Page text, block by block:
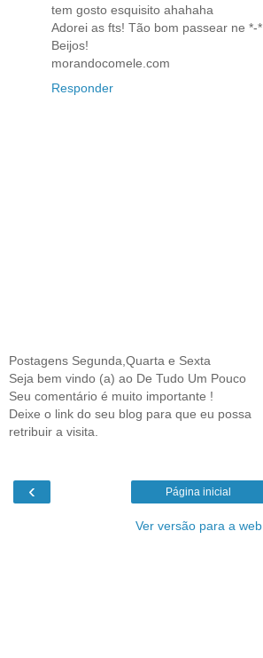
tem gosto esquisito ahahaha
Adorei as fts! Tão bom passear ne *-*
Beijos!
morandocomele.com
Responder
Postagens Segunda,Quarta e Sexta
Seja bem vindo (a) ao De Tudo Um Pouco
Seu comentário é muito importante !
Deixe o link do seu blog para que eu possa
retribuir a visita.
‹ Página inicial
Ver versão para a web